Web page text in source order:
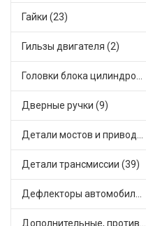
Гайки (23)
Гильзы двигателя (2)
Головки блока цилиндров (2)
Дверные ручки (9)
Детали мостов и привода трансмиссии (58)
Детали трансмиссии (39)
Дефлекторы автомобильные (4)
Дополнительные, противотуманные фары (2)